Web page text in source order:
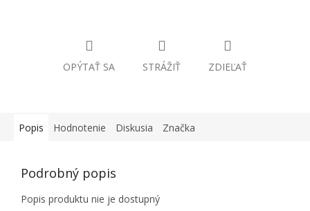
OPÝTAŤ SA STRÁŽIŤ ZDIEĽAŤ
Popis Hodnotenie Diskusia Značka
Podrobný popis
Popis produktu nie je dostupný